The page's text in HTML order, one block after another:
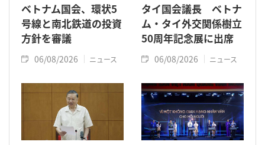
ベトナム国会、環状5
号線と南北鉄道の投資
方針を審議
06/08/2026 ニュース
タイ国会議長 ベトナ
ム・タイ外交関係樹立
50周年記念展に出席
06/08/2026 ニュース